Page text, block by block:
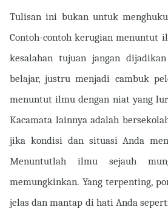
Tulisan ini bukan untuk
Contoh-contoh kerugian menuntut
kesalahan tujuan jangan
belajar, justru menjadi cambuk
menuntut ilmu dengan niat yang
Kacamata lainnya adalah
jika kondisi dan situasi Anda
Menuntutlah ilmu sejauh
memungkinkan. Yang terpenting,
jelas dan mantap di hati Anda